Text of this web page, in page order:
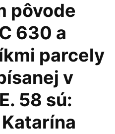
pôvode
630 a
parcely
v
58 sú: